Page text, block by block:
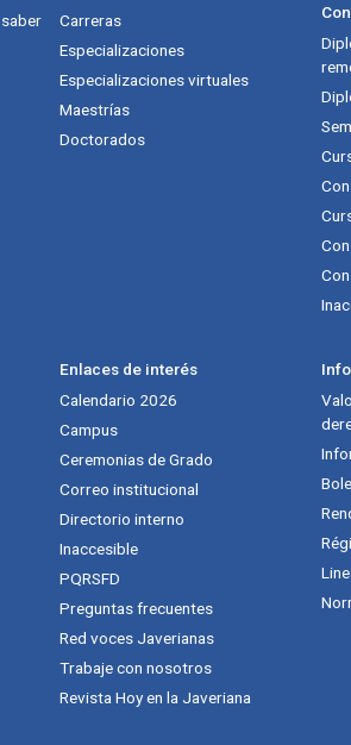
Carreras
Especializaciones
Especializaciones virtuales
Maestrías
Doctorados
Enlaces de interés
Calendario 2026
Campus
Ceremonias de Grado
Correo institucional
Directorio interno
Inaccesible
PQRSFD
Preguntas frecuentes
Red voces Javerianas
Trabaje con nosotros
Revista Hoy en la Javeriana